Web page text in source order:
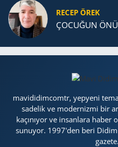
RECEP ÖREK
ÇOCUĞUN
mavididimcomtr, yepyeni
sadelik ve modernizmi bir
kaçınıyor ve insanlara haber
sunuyor. 1997'den beri Didim